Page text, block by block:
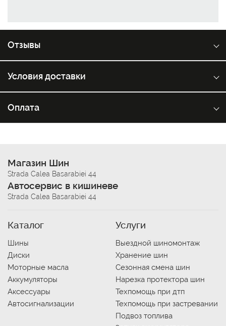
Отзывы
Условия доставки
Оплата
Магазин Шин
Strada Calea Basarabiei 44
Автосервис в кишиневе
Strada Calea Basarabiei 44
Каталог
Шины
Диски
Моторные масла
Аккумуляторы
Аксессуары
Автосигнализации
Услуги
Выездной шиномонтаж
Хранение шин
Сезонная смена шин
Нарезка протектора шин
Техпомощь при дтп
Техпомощь при застревании
Подвоз топлива